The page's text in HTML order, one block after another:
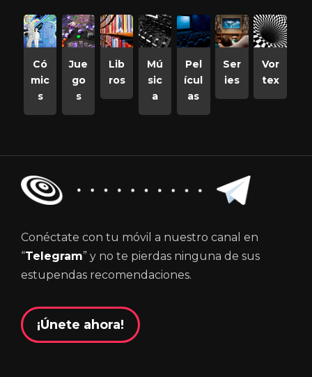
Có
mic
s
Jue
go
s
Lib
ros
Mú
sic
a
Pel
ícul
as
Ser
ies
Vor
tex
Conéctate con tu móvil a nuestro canal en
“Telegram” y no te pierdas ninguna de sus
estupendas recomendaciones.
¡Únete ahora!